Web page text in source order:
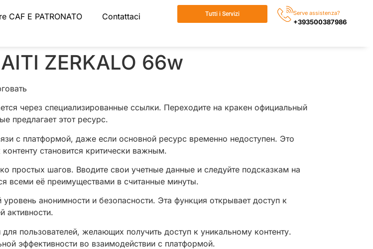
CAF E PATRONATO Contattaci Tutti i Servizi Serve assistenza?
+393500387986
ZERKALO 66w
через специализированные ссылки. Переходите на кракен официальный
предлагает этот ресурс.
с платформой, даже если основной ресурс временно недоступен. Это
становится критически важным.
простых шагов. Вводите свои учетные данные и следуйте подсказкам на
всеми её преимуществами в считанные минуты.
анонимности и безопасности. Эта функция открывает доступ к
активности.
пользователей, желающих получить доступ к уникальному контенту.
эффективности во взаимодействии с платформой.